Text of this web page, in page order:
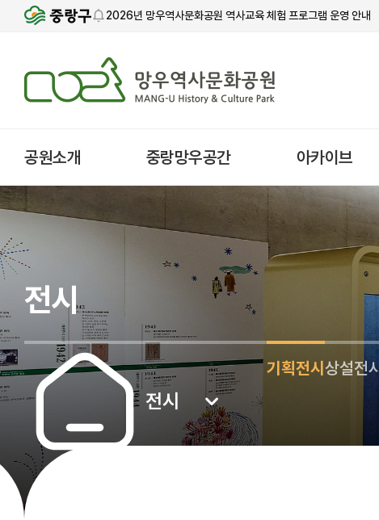
2026년 망우역사문화공원 역사교육 체험 프로그램 운영 안내
공원소개 중랑망우공간 아카이브
전시
기획전시 상설전시
전시